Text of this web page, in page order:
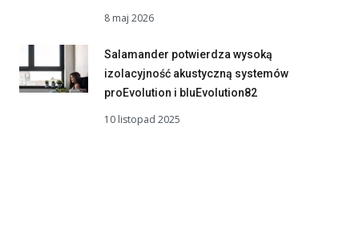
8 maj 2026
Salamander potwierdza wysoką
izolacyjność akustyczną systemów
proEvolution i bluEvolution82
10 listopad 2025